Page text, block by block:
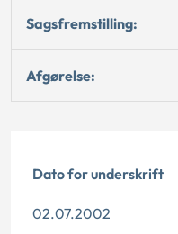
Sagsfremstilling:
Afgørelse:
Dato for underskrift
02.07.2002